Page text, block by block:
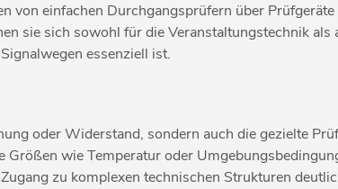
von einfachen Durchgangsprüfern über
sie sich sowohl für die Veranstaltungstechnik als
essenziell ist.
oder Widerstand, sondern auch die gezielte
wie Temperatur oder
zu komplexen technischen Strukturen